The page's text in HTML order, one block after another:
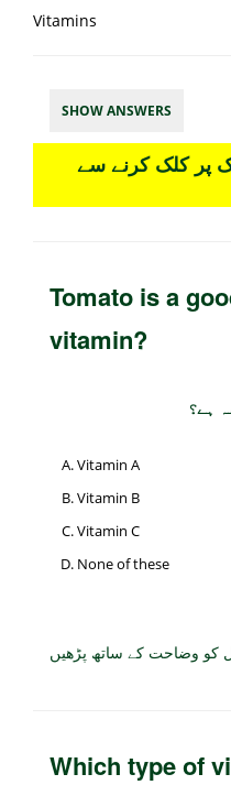
Vitamins
SHOW ANSWERS
پر کلک کرنے سے
Tomato is a
vitamin?
ہے؟
Vitamin A
Vitamin B
Vitamin C
None of these
کو وضاحت کے ساتھ پڑھیں
Which type of